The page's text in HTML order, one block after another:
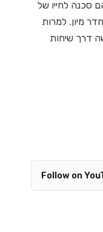
סכנה לחייו של
מיון. למרות
דרך שיחות
Follow on